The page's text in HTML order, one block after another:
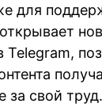
для
Telegram,
за свой